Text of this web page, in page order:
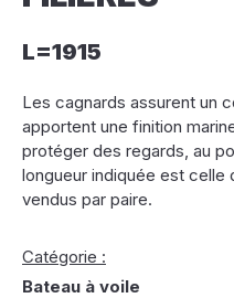
L=1915
Les cagnards assurent un
apportent une finition
protéger des regards, au
longueur indiquée est celle
vendus par paire.
Catégorie :
Bateau à voile